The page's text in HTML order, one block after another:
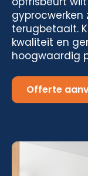
gyprocwerken
terugbetaalt.
kwaliteit en
hoogwaardig
Offerte